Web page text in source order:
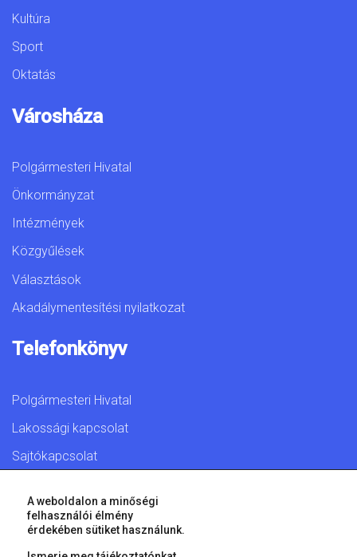
Kultúra
Sport
Oktatás
Városháza
Polgármesteri Hivatal
Önkormányzat
Intézmények
Közgyűlések
Választások
Akadálymentesítési nyilatkozat
Telefonkönyv
Polgármesteri Hivatal
Lakossági kapcsolat
Sajtókapcsolat
© 2026 Győr Megyei Jogú Város • Minden jog fenntartva!
A weboldalon a minőségi
felhasználói élmény
érdekében sütiket használunk.